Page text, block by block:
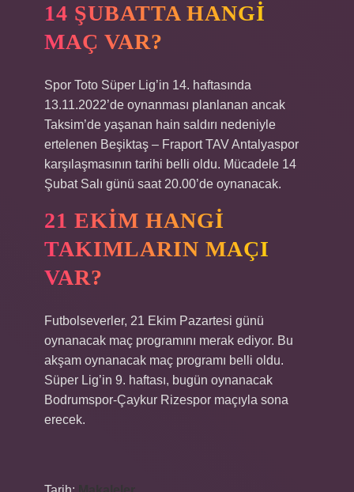
14 ŞUBATTA HANGI
MAÇ VAR?
Spor Toto Süper Lig’in 14. haftasında
13.11.2022’de oynanması planlanan ancak
Taksim’de yaşanan hain saldırı nedeniyle
ertelenen Beşiktaş – Fraport TAV Antalyaspor
karşılaşmasının tarihi belli oldu. Mücadele 14
Şubat Salı günü saat 20.00’de oynanacak.
21 EKIM HANGI
TAKIMLARIN MAÇI
VAR?
Futbolseverler, 21 Ekim Pazartesi günü
oynanacak maç programını merak ediyor. Bu
akşam oynanacak maç programı belli oldu.
Süper Lig’in 9. haftası, bugün oynanacak
Bodrumspor-Çaykur Rizespor maçıyla sona
erecek.